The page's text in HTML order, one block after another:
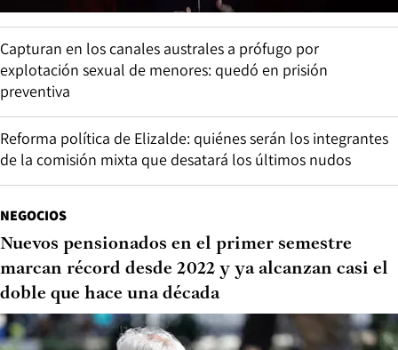
Capturan en los canales australes a prófugo por
explotación sexual de menores: quedó en prisión
preventiva
Reforma política de Elizalde: quiénes serán los integrantes
de la comisión mixta que desatará los últimos nudos
NEGOCIOS
Nuevos pensionados en el primer semestre
marcan récord desde 2022 y ya alcanzan casi el
doble que hace una década